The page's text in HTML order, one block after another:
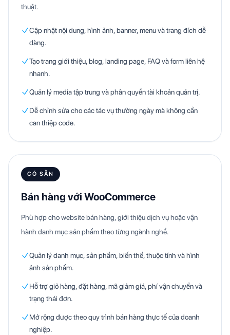
thuật.
Cập nhật nội dung, hình ảnh, banner, menu và trang đích dễ
dàng.
Tạo trang giới thiệu, blog, landing page, FAQ và form liên hệ
nhanh.
Quản lý media tập trung và phân quyền tài khoản quản trị.
Dễ chỉnh sửa cho các tác vụ thường ngày mà không cần
can thiệp code.
CÓ SẴN
Bán hàng với WooCommerce
Phù hợp cho website bán hàng, giới thiệu dịch vụ hoặc vận
hành danh mục sản phẩm theo từng ngành nghề.
Quản lý danh mục, sản phẩm, biến thể, thuộc tính và hình
ảnh sản phẩm.
Hỗ trợ giỏ hàng, đặt hàng, mã giảm giá, phí vận chuyển và
trạng thái đơn.
Mở rộng được theo quy trình bán hàng thực tế của doanh
nghiệp.